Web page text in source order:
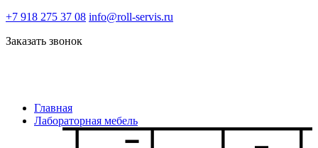
+7 918 275 37 08 info@roll-servis.ru
Заказать звонок
Главная
Лабораторная мебель